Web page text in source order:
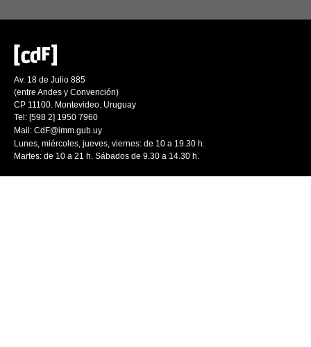
Av. 18 de Julio 885
(entre Andes y Convención)
CP 11100. Montevideo. Uruguay
Tel: [598 2] 1950 7960
Mail: CdF@imm.gub.uy
Lunes, miércoles, jueves, viernes: de 10 a 19.30 h.
Martes: de 10 a 21 h. Sábados de 9.30 a 14.30 h.